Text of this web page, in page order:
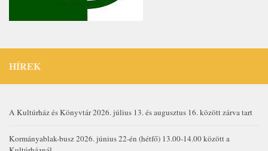
HÍREK
A Kultúrház és Könyvtár 2026. július 13. és augusztus 16. között zárva tart
Kormányablak-busz 2026. június 22-én (hétfő) 13.00-14.00 között a